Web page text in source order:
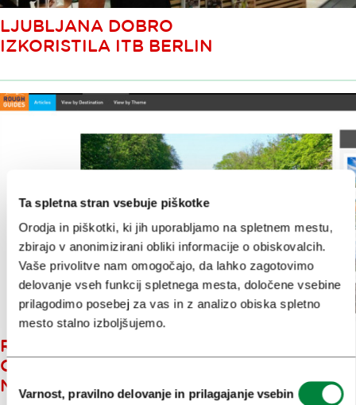
Ta spletna stran vsebuje piškotke
Orodja in piškotki, ki jih uporabljamo na spletnem mestu,
zbirajo v anonimizirani obliki informacije o obiskovalcih.
Vaše privolitve nam omogočajo, da lahko zagotovimo
delovanje vseh funkcij spletnega mesta, določene vsebine
prilagodimo posebej za vas in z analizo obiska spletno
mesto stalno izboljšujemo.
soglasja
Varnost, pravilno delovanje in prilagajanje vsebin
LJUBLJANA DOBRO
IZKORISTILA ITB BERLIN
ROUGH GUIDES LJUBLJANSKO
CELICO UVRSTIL MED
NAJBOLJŠE EVROPSKE HOSTLE